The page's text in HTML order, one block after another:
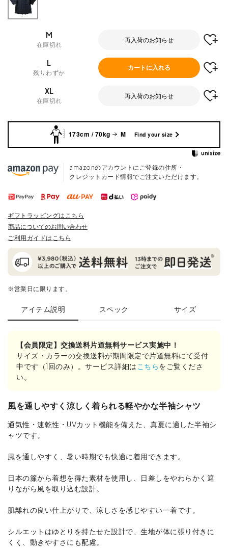
M
在庫切れ
再入荷のお知らせ
L
残りわずか
カートに入れる
XL
在庫切れ
再入荷のお知らせ
173cm / 70kg M Find your size
amazonのアカウントにご登録の住所・
クレジットカード情報でご注文いただけます。
ギフトラッピングはこちら
商品についてのお問い合わせ
ご利用ガイドはこちら
※営業日に限ります。
アイテム説明 スペック サイズ
【会員限定】交換送料片道無料サービス実施中！
サイズ・カラーの交換送料が期間限定で片道無料にて受付
中です（1回のみ）。サービス詳細は こちらをご覧くださ
い。
風を通しやすく涼しく着られる軽やかな半袖シャツ
通気性・速乾性・UVカット機能を備えた、真夏に適した半袖シ
ャツです。
風を通しやすく、暑い時期でも快適に着用できます。
日本の簾から着想を得た素材を使用し、日差しをやわらかく遮
りながら風を取り込む設計。
肌離れの良い仕上がりで、涼しさを感じやすい一着です。
シルエットはゆとりを持たせた設計で、生地が体に張り付きに
くく、動きやすさにも配慮。